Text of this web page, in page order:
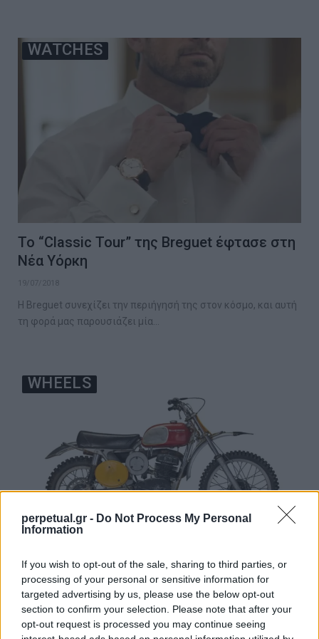
perpetual.gr - Do Not Process My Personal
Information
If you wish to opt-out of the sale, sharing to third parties, or
processing of your personal or sensitive information for
targeted advertising by us, please use the below opt-out
section to confirm your selection. Please note that after your
opt-out request is processed you may continue seeing
WATCHES
Το “Classic Tour” της Breguet έφτασε στη
Νέα Υόρκη
19/07/2018
Η Breguet συνεχίζει την περιήγησή της στον κόσμο, και αυτή
τη φορά μας παρουσιάζει μία…
WHEELS
Η διάσημη Husqvarna “Husky” 400 Cross
του Steve McQueen σε δημοπρασία